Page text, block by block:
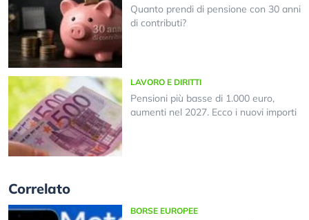
Quanto prendi di pensione con 30 anni
di contributi?
LAVORO E DIRITTI
Pensioni più basse di 1.000 euro,
aumenti nel 2027. Ecco i nuovi importi
Correlato
BORSE EUROPEE